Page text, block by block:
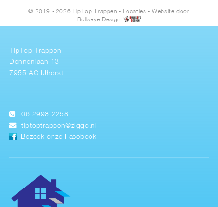
© 2019 - 2026 TipTop Trappen- Locaties - Website door
Bullseye Design
TipTop Trappen
Dennenlaan 13
7955 AG IJhorst
06 2998 2258
tiptoptrappen@ziggo.nl
Bezoek onze Facebook